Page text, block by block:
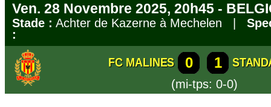
Ven. 28 Novembre 2025, 20h45 -
Stade : Achter de Kazerne à Mechelen |
:
FC MALINES 0 1
(mi-tps: 0-0)